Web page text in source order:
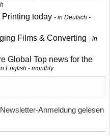
today
in Deutsch -
Films & Converting
in
Global Top news for the
English - monthly
Anmeldung gelesen